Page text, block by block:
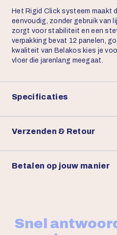
Het Rigid Click systeem maakt
eenvoudig, zonder gebruik van
zorgt voor stabiliteit en een
verpakking bevat 12 panelen,
kwaliteit van Belakos kies je
vloer die jarenlang meegaat.
Specificaties
Verzenden & Retour
Betalen op jouw manier
Snel